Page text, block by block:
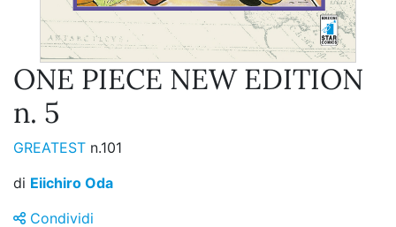
ONE PIECE NEW EDITION
n. 5
GREATEST n.101
di Eiichiro Oda
Condividi